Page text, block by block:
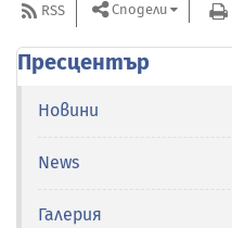
RSS Сподели
Пресцентър
Новини
News
Галерия